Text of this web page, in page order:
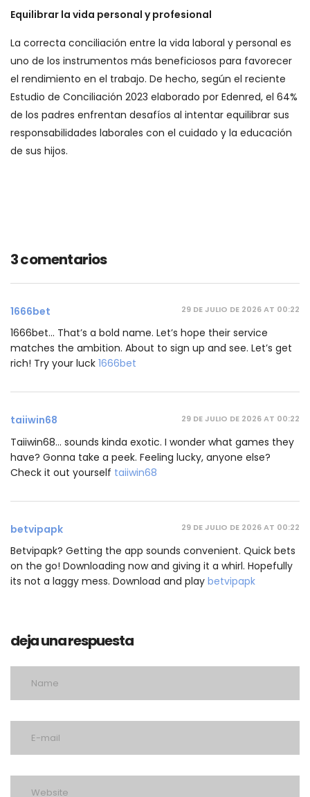
Equilibrar la vida personal y profesional
La correcta conciliación entre la vida laboral y personal es
uno de los instrumentos más beneficiosos para favorecer
el rendimiento en el trabajo. De hecho, según el reciente
Estudio de Conciliación 2023 elaborado por Edenred, el 64%
de los padres enfrentan desafíos al intentar equilibrar sus
responsabilidades laborales con el cuidado y la educación
de sus hijos.
3 comentarios
1666bet 29 DE JULIO DE 2026 AT 00:22
1666bet… That’s a bold name. Let’s hope their service
matches the ambition. About to sign up and see. Let’s get
rich! Try your luck 1666bet
taiiwin68 29 DE JULIO DE 2026 AT 00:22
Taiiwin68… sounds kinda exotic. I wonder what games they
have? Gonna take a peek. Feeling lucky, anyone else?
Check it out yourself taiiwin68
betvipapk 29 DE JULIO DE 2026 AT 00:22
Betvipapk? Getting the app sounds convenient. Quick bets
on the go! Downloading now and giving it a whirl. Hopefully
its not a laggy mess. Download and play betvipapk
deja una respuesta